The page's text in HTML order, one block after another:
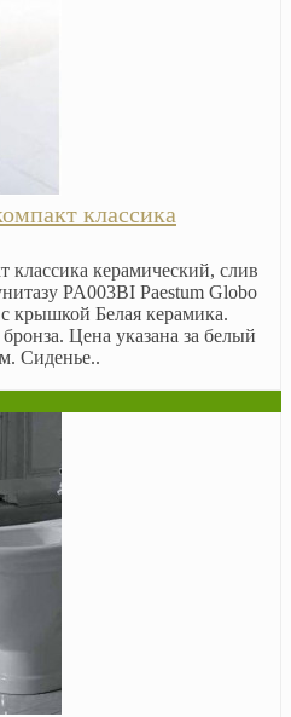
классика
классика керамический, слив
PA003BI Paestum Globo
крышкой Белая керамика.
Цена указана за белый
Сиденье..